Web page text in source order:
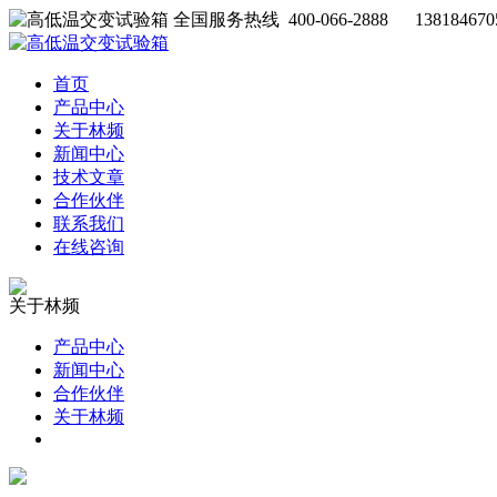
全国服务热线 400-066-2888
首页
产品中心
关于林频
新闻中心
技术文章
合作伙伴
联系我们
在线咨询
关于林频
产品中心
新闻中心
合作伙伴
关于林频